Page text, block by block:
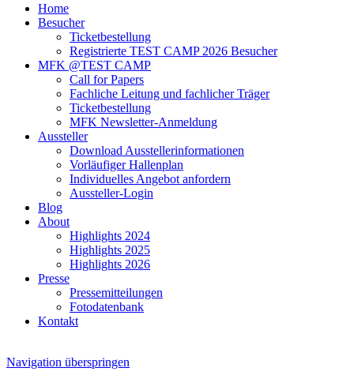
Home
Besucher
Ticketbestellung
Registrierte TEST CAMP 2026 Besucher
MFK @TEST CAMP
Call for Papers
Fachliche Leitung und fachlicher Träger
Ticketbestellung
MFK Newsletter-Anmeldung
Aussteller
Download Ausstellerinformationen
Vorläufiger Hallenplan
Individuelles Angebot anfordern
Aussteller-Login
Blog
About
Highlights 2024
Highlights 2025
Highlights 2026
Presse
Pressemitteilungen
Fotodatenbank
Kontakt
Navigation überspringen